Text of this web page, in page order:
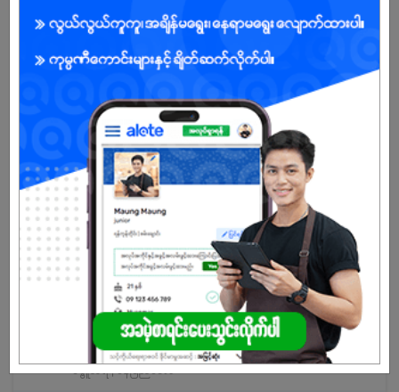
အခွင့်အရေးရှိသူ : ကျား/မ
သက်တမ်းကုန်သွားပါပြီ
အကောင့်မရှိသေးဘူးလား?
မှတ်ပုံတင်မယ်
နောက်ထပ်အလားတူအလုပ်များ
အရောင်းဝန်ထမ်း (မိန်းကလေး)
MTKK Engineering & Trading Co.,Ltd
ဇမ္ဗူသီရိ | နေပြည်တော်